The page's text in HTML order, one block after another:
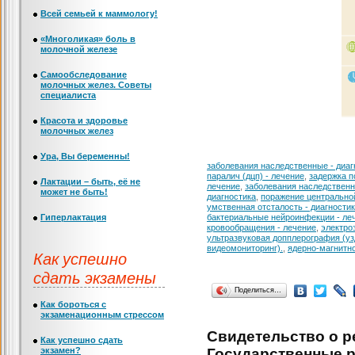
заболевания наследственные -
паралич (дцп) - лечение задержка
лечение заболевания
диагностика поражение
умственная отсталость -
бактериальные нейроинфекции -
кровообращения - лечение
ультразвуковая допплерография
видеомониторинг).
ядерно-
Поделиться…
Свидетельство о
Всей семьей к маммологу!
«Многоликая» боль в
молочной железе
Самообследование
молочных желез. Советы
специалиста
Красота и здоровье
молочных желез
Ура, Вы беременны!
Лактации – быть, её не
может не быть!
Гиперлактация
Как успешно
сдать экзамены
Как бороться с
экзаменационным стрессом
Как успешно сдать
экзамен?